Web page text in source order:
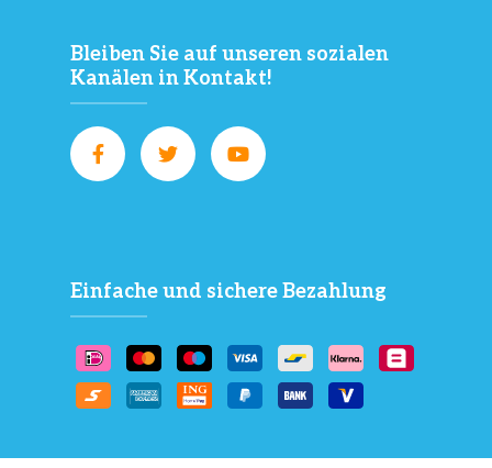
Bleiben Sie auf unseren sozialen
Kanälen in Kontakt!
Einfache und sichere Bezahlung